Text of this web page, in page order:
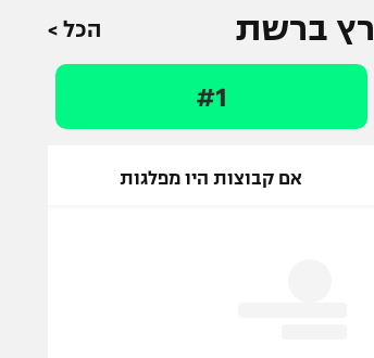
רץ ברשת הכל >
#1
אם קבוצות היו מפלגות